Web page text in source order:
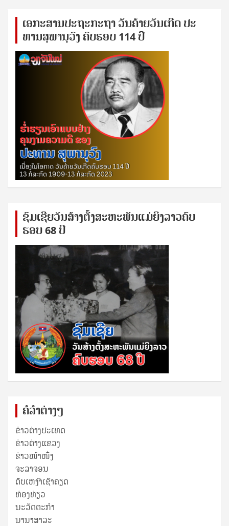
ເອ​ກະ​ສານ​ປະ​ຖະ​ກະ​ຖ​າ ວັນ​ຄ້າຍ​ວັນ​ເກີດ ປ​ະ​
ທານ​ສຸ​ພາ​ນຸ​ວົງ ຄົບ​ຮອບ 114 ປີ
ຊົ​ມ​ເຊີຍ​ວັນ​ສ້າງ​ຕັ້ງ​ສະ​ຫະ​ພັນ​ແມ່​ຍິງ​​ລາວຄົບ​
ຮອບ 68 ປິ
ຄໍລຳຕ່າງໆ
ຂ່າວຕ່າງປະເທດ
ຂ່າວ​ຕ່າງ​ແຂວງ
ຂ່າວໜ້າໜຶ່ງ
ຈະລາຈອນ
ດັບເຫງົາເຊົາຄຽດ
ທ່ອງທ່ຽວ
ນະວັດຕະກໍາ
ນານາສາລະ